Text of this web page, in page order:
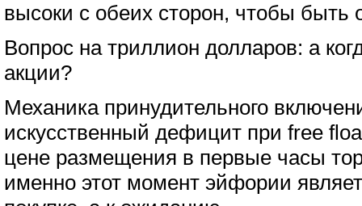
высоки с обеих сторон, чтобы быть
Вопрос на триллион долларов: а
акции?
Механика принудительного
искусственный дефицит при free
цене размещения в первые часы
именно этот момент эйфории